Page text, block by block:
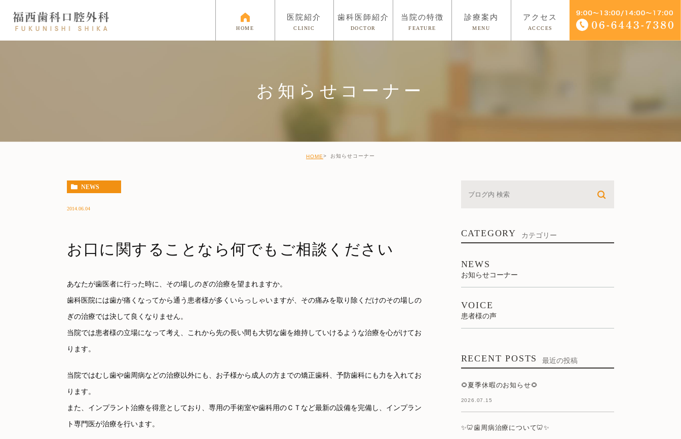
HOME
医院紹介
CLINIC
歯科医師紹介
DOCTOR
当院の特徴
FEATURE
診療案内
MENU
アクセス
ACCCES
お知らせコーナー
HOME お知らせコーナー
NEWS
2014.06.04
お口に関することなら何でもご相談ください
あなたが歯医者に行った時に、その場しのぎの治療を望まれますか。
歯科医院には歯が痛くなってから通う患者様が多くいらっしゃいますが、その痛みを取り除くだけのその場しの
ぎの治療では決して良くなりません。
当院では患者様の立場になって考え、これから先の長い間も大切な歯を維持していけるような治療を心がけてお
ります。
当院ではむし歯や歯周病などの治療以外にも、お子様から成人の方までの矯正歯科、予防歯科にも力を入れてお
ります。
また、インプラント治療を得意としており、専用の手術室や歯科用のＣＴなど最新の設備を完備し、インプラン
ト専門医が治療を行います。
CATEGORY カテゴリー
NEWS
お知らせコーナー
VOICE
患者様の声
RECENT POSTS 最近の投稿
🌻夏季休暇のお知らせ🌻
2026.07.15
✨🦷歯周病治療について🦷✨